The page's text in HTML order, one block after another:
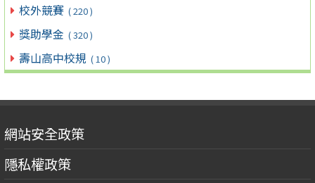
校外競賽 ( 220 )
獎助學金 ( 320 )
壽山高中校規 ( 10 )
網站安全政策
隱私權政策